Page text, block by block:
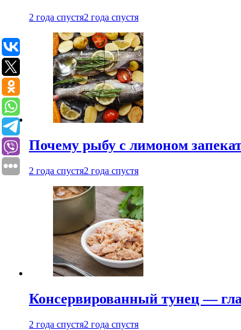
2 года спустя2 года спустя
Почему рыбу с лимоном
2 года спустя2 года спустя
Консервированный тунец —
2 года спустя2 года спустя